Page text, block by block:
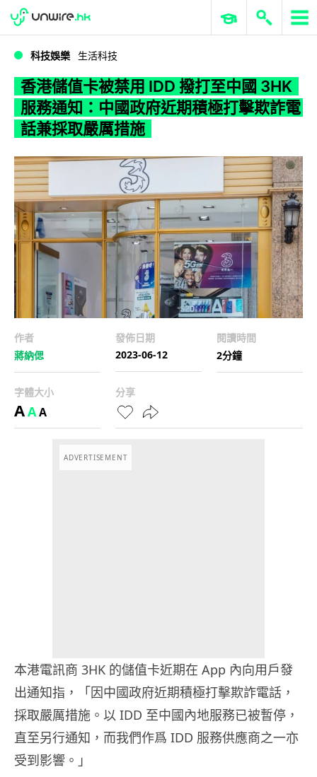
WWDC 2026 ERP 與商業 AI
科技娛樂 生活科技
香港儲值卡被禁用 IDD 撥打至中國 3HK
服務通知：中國政府近期積極打擊欺詐電
話兼採取嚴厲措施
作者
蔣納偲
發佈日期
2023-06-12
閱讀時間
2分鐘
字體大小
AAA
分享
ADVERTISEMENT
本港電訊商 3HK 的儲值卡近期在 App 內向用戶發
出通知指，「因中國政府近期積極打擊欺詐電話，
採取嚴厲措施。以 IDD 至中國內地服務已被暫停，
直至另行通知，而我們作爲 IDD 服務供應商之一亦
受到影響。」